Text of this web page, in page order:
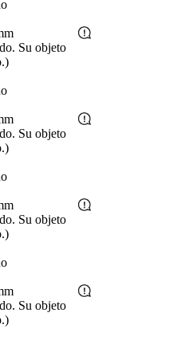
Su objeto
Su objeto
Su objeto
Su objeto